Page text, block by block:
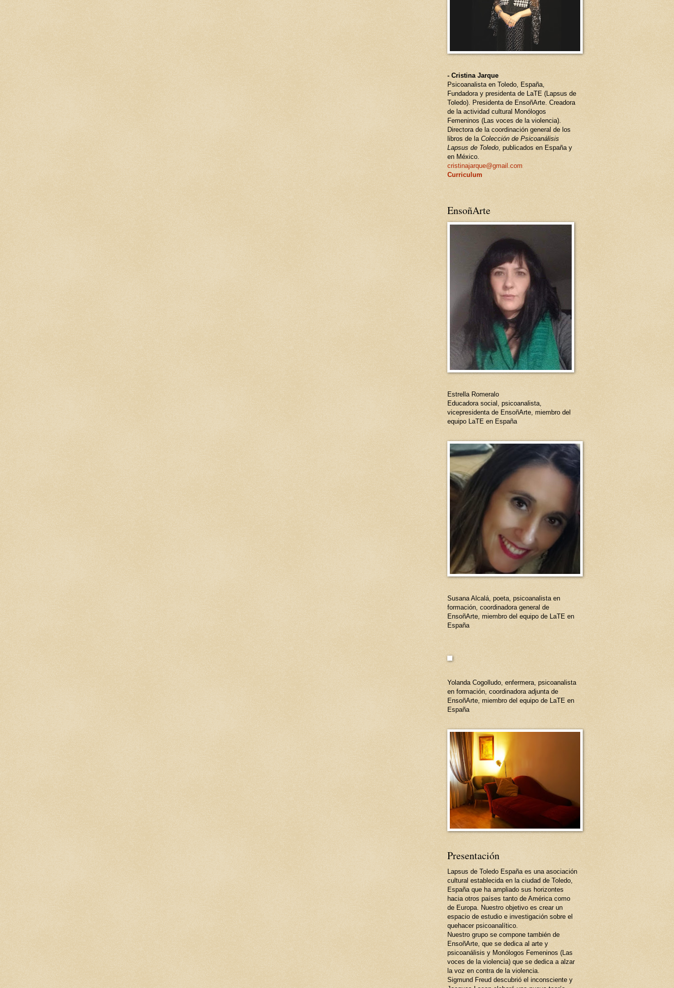
- Cristina Jarque
Psicoanalista en Toledo, España,
Fundadora y presidenta de LaTE (Lapsus de
Toledo). Presidenta de EnsoñArte. Creadora
de la actividad cultural Monólogos
Femeninos (Las voces de la violencia).
Directora de la coordinación general de los
libros de la Colección de Psicoanálisis
Lapsus de Toledo, publicados en España y
en México.
cristinajarque@gmail.com
Curriculum
EnsoñArte
Estrella Romeralo
Educadora social, psicoanalista,
vicepresidenta de EnsoñArte, miembro del
equipo LaTE en España
Susana Alcalá, poeta, psicoanalista en
formación, coordinadora general de
EnsoñArte, miembro del equipo de LaTE en
España
Yolanda Cogolludo, enfermera, psicoanalista
en formación, coordinadora adjunta de
EnsoñArte, miembro del equipo de LaTE en
España
Presentación
Lapsus de Toledo España es una asociación
cultural establecida en la ciudad de Toledo,
España que ha ampliado sus horizontes
hacia otros países tanto de América como
de Europa. Nuestro objetivo es crear un
espacio de estudio e investigación sobre el
quehacer psicoanalítico.
Nuestro grupo se compone también de
EnsoñArte, que se dedica al arte y
psicoanálisis y Monólogos Femeninos (Las
voces de la violencia) que se dedica a alzar
la voz en contra de la violencia.
Sigmund Freud descubrió el inconsciente y